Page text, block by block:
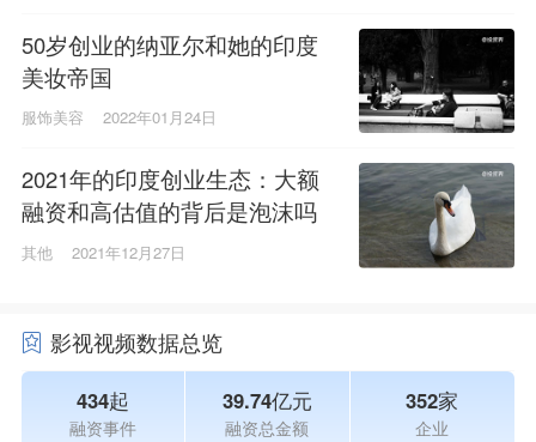
50岁创业的纳亚尔和她的印度
美妆帝国
服饰美容 2022年01月24日
2021年的印度创业生态：大额
融资和高估值的背后是泡沫吗
其他 2021年12月27日
影视视频数据总览
434起
融资事件
39.74亿元
融资总金额
352家
企业